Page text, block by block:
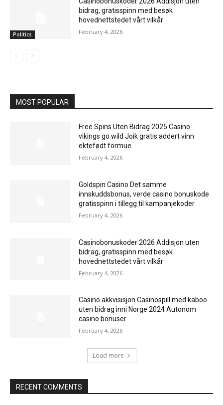
Politics
bidrag, gratisspinn med besøk
hovednettstedet vårt vilkår
February 4, 2026
MOST POPULAR
Free Spins Uten Bidrag 2025 Casino
vikings go wild Joik gratis addert vinn
ektefødt formue
February 4, 2026
Goldspin Casino Det samme
innskuddsbonus, verde casino bonuskode
gratisspinn i tillegg til kampanjekoder
February 4, 2026
Casinobonuskoder 2026 Addisjon uten
bidrag, gratisspinn med besøk
hovednettstedet vårt vilkår
February 4, 2026
Casino akkvisisjon Casinospill med kaboo
uten bidrag inni Norge 2024 Autonom
casino bonuser
February 4, 2026
Load more
RECENT COMMENTS